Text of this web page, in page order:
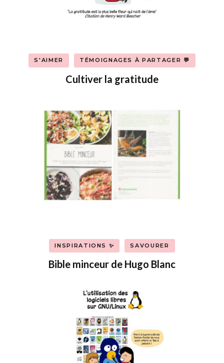
S'AIMER TÉMOIGNAGES À PARTAGER 💬
Cultiver la gratitude
INSPIRATIONS ✨ SAVOURER
Bible minceur de Hugo Blanc